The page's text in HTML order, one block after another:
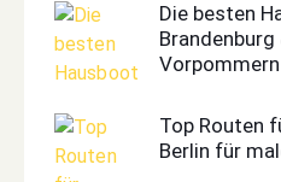
Die besten
Vorpommern
Top Routen
Berlin für